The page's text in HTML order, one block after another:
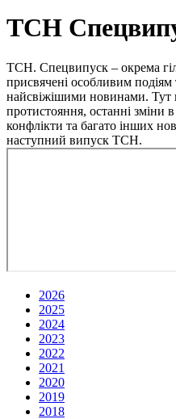
ТСН
ТСН. Спецвипуск – окрема
присвячені особливим
найсвіжішими новинами. Тут
протистояння, останні зміни
конфлікти та багато інших
наступний випуск ТСН.
2026
2025
2024
2023
2022
2021
2020
2019
2018